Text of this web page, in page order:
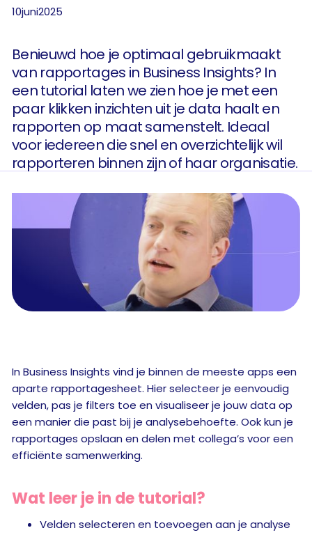
10juni2025
Benieuwd hoe je optimaal gebruikmaakt
van rapportages in Business Insights? In
een tutorial laten we zien hoe je met een
paar klikken inzichten uit je data haalt en
rapporten op maat samenstelt. Ideaal
voor iedereen die snel en overzichtelijk wil
rapporteren binnen zijn of haar organisatie.
In Business Insights vind je binnen de meeste apps een
aparte rapportagesheet. Hier selecteer je eenvoudig
velden, pas je filters toe en visualiseer je jouw data op
een manier die past bij je analysebehoefte. Ook kun je
rapportages opslaan en delen met collega’s voor een
efficiënte samenwerking.
Wat leer je in de tutorial?
Velden selecteren en toevoegen aan je analyse